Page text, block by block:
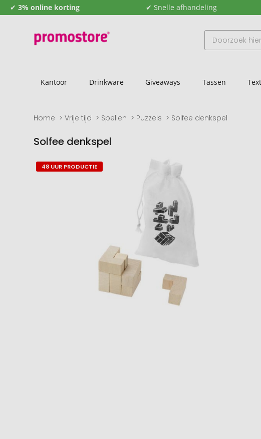
✔ 3% online korting ✔ Snelle afhandeling
Kantoor Drinkware Giveaways Tassen
Home Vrije tijd Spellen Puzzels Solfee denkspel
Solfee denkspel
Naar
het
Naar
het
48 UUR PRODUCTIE